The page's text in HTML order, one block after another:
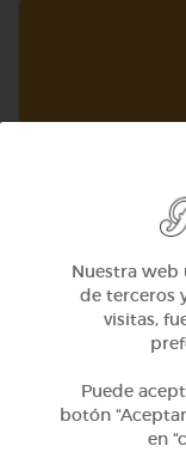
Nuestra web
de terceros
visitas,
Puede
botón
en